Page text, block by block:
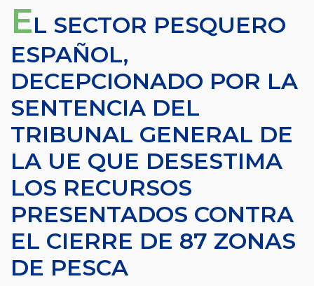
EL SECTOR PESQUERO
ESPAÑOL,
DECEPCIONADO POR LA
SENTENCIA DEL
TRIBUNAL GENERAL DE
LA UE QUE DESESTIMA
LOS RECURSOS
PRESENTADOS CONTRA
EL CIERRE DE 87 ZONAS
DE PESCA